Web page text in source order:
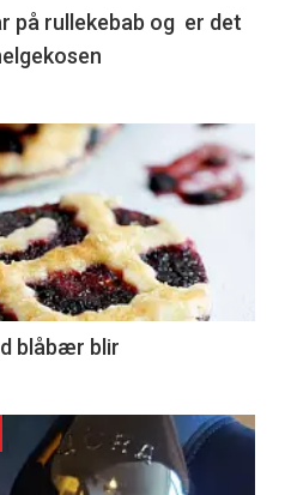
på rullekebab og er det
blåbær blir